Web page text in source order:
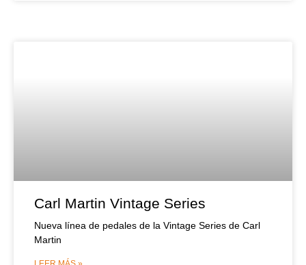
Carl Martin Vintage Series
Nueva línea de pedales de la Vintage Series de Carl
Martin